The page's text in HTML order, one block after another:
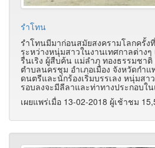
รำโทน
รำโทนมีมาก่อนสมัยสงครามโลกครั้ง
ระหว่างหนุ่มสาวในงานเทศกาลต่าง
รื่นเริง ผู้สืบค้น แม่ลำภุ ทองธรรมชา
ตำบลนครชุม อำเภอเมือง จังหวัดกำแ
ดนตรีและนักร้องเริ่มบรรเลง หนุ่มสา
รอบลงจะมีลีลาและท่าทางประกอบใ
เผยแพร่เมื่อ 13-02-2018 ผู้เช้าชม